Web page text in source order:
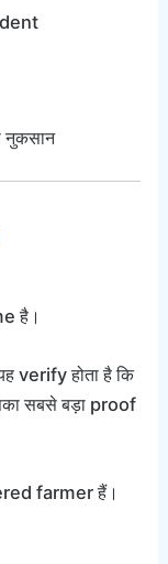
नुकसान
है।
verify होता है कि
सबसे बड़ा proof
farmer हैं।